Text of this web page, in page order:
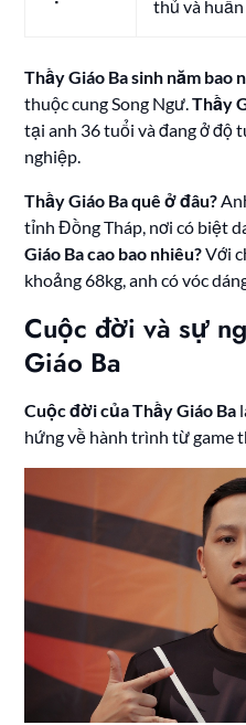
thủ và
Thầy Giáo Ba sinh năm bao
thuộc cung Song Ngư.Thầy
tại anh 36 tuổi và đang ở độ
nghiệp.
Thầy Giáo Ba quê ở đâu?
tỉnh Đồng Tháp, nơi có biệt
Giáo Ba cao bao nhiêu?Với
khoảng 68kg, anh có vóc
Cuộc đời và sự
Giáo Ba
Cuộc đời của Thầy Giáo Ba
hứng về hành trình từ game